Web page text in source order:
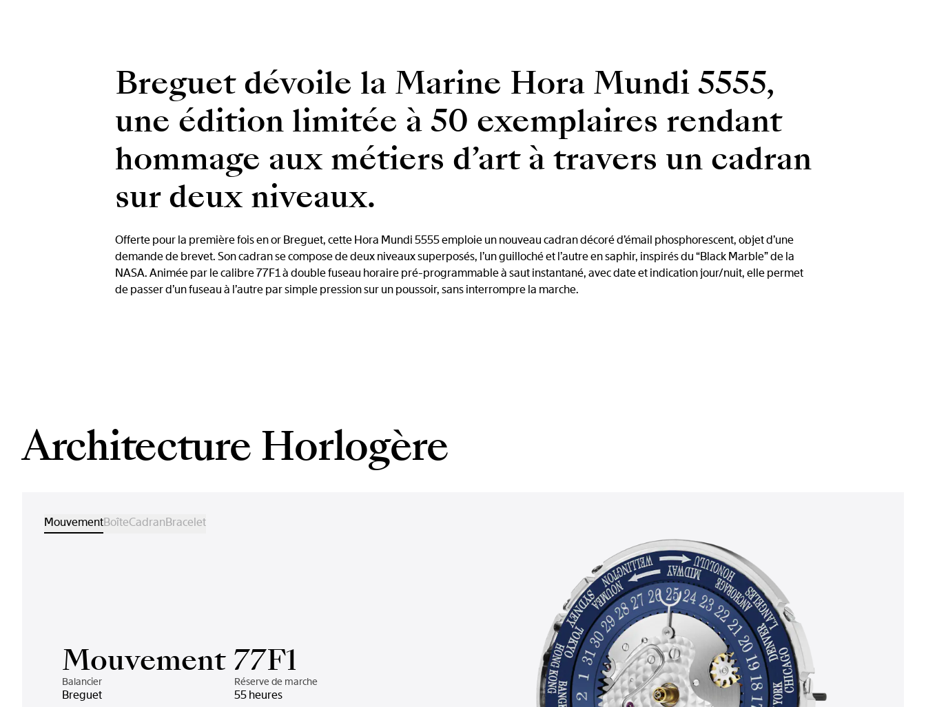
Breguet dévoile la Marine Hora Mundi 5555,
une édition limitée à 50 exemplaires rendant
hommage aux métiers d’art à travers un cadran
sur deux niveaux.
Offerte pour la première fois en or Breguet, cette Hora Mundi 5555 emploie un nouveau cadran décoré d’émail phosphorescent, objet d’une
demande de brevet. Son cadran se compose de deux niveaux superposés, l’un guilloché et l’autre en saphir, inspirés du “Black Marble” de la
NASA. Animée par le calibre 77F1 à double fuseau horaire pré-programmable à saut instantané, avec date et indication jour/nuit, elle permet
de passer d’un fuseau à l’autre par simple pression sur un poussoir, sans interrompre la marche.
Architecture Horlogère
MouvementBoîteCadranBracelet
Mouvement 77F1
Balancier
Breguet
Réserve de marche
55 heures